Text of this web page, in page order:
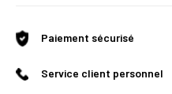
Paiement sécurisé
Service client personnel